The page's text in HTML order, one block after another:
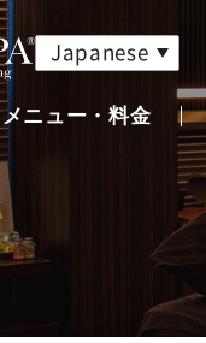
Japanese
メニュー・料金